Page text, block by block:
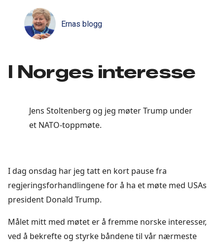
Ernas blogg
I Norges interesse
Jens Stoltenberg og jeg møter Trump under
et NATO-toppmøte.
I dag onsdag har jeg tatt en kort pause fra
regjeringsforhandlingene for å ha et møte med USAs
president Donald Trump.
Målet mitt med møtet er å fremme norske interesser,
ved å bekrefte og styrke båndene til vår nærmeste